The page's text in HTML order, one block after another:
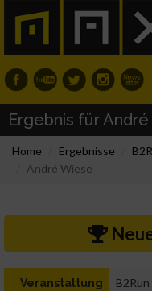
Ergebnis für
Home Ergebnisse
André Wiese
Veranstaltung